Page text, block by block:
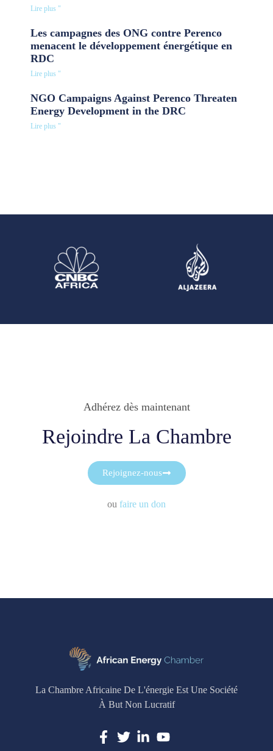
Lire plus "
Les campagnes des ONG contre Perenco
menacent le développement énergétique en
RDC
Lire plus "
NGO Campaigns Against Perenco Threaten
Energy Development in the DRC
Lire plus "
Adhérez dès maintenant
Rejoindre La Chambre
Rejoignez-nous
ou faire un don
La Chambre Africaine De L'énergie Est Une Société
À But Non Lucratif